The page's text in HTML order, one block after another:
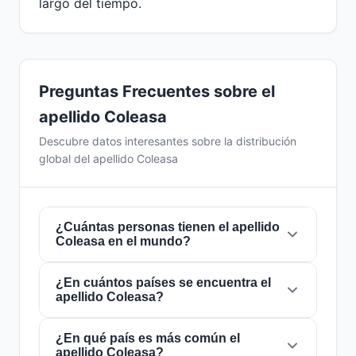
largo del tiempo.
Preguntas Frecuentes sobre el
apellido Coleasa
Descubre datos interesantes sobre la distribución
global del apellido Coleasa
¿Cuántas personas tienen el apellido
Coleasa en el mundo?
Actualmente hay aproximadamente294
personascon el apellido
mundo. Esto significa que aproximadamente 1
de cada27,210,884 personasen el mundo
¿En cuántos países se encuentra el
apellido Coleasa?
El apellidoColeasa está presente en
¿En qué país es más común el
apellido Coleasa?